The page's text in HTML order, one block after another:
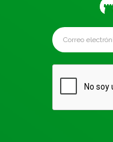
Alternative: